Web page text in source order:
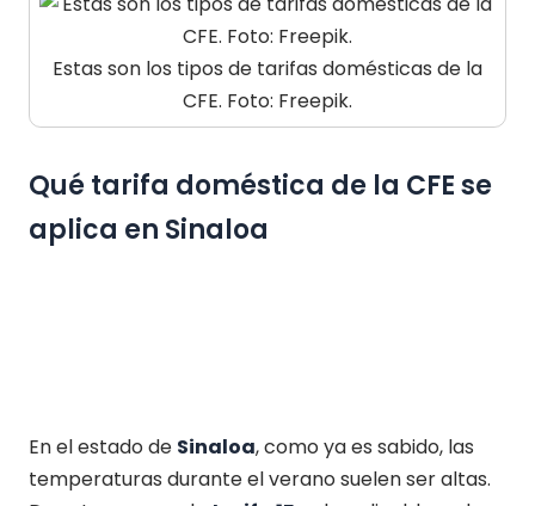
Estas son los tipos de tarifas domésticas de la
CFE. Foto: Freepik.
Qué tarifa doméstica de la CFE se
aplica en Sinaloa
En el estado de Sinaloa, como ya es sabido, las
temperaturas durante el verano suelen ser altas.